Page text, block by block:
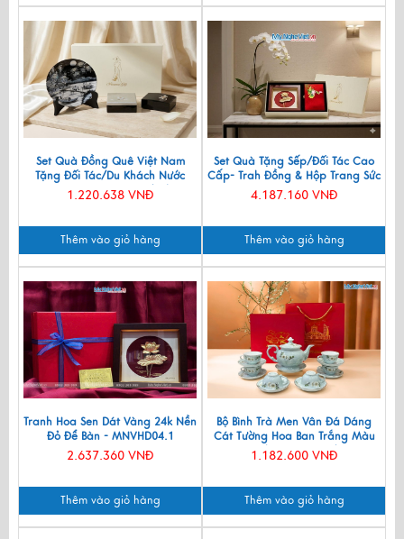
Set Quà Đồng Quê Việt Nam
Tặng Đối Tác/Du Khách Nước
Ngoài - Đĩa Sơn Mài/ Hộp
1.220.638 VNĐ
Thêm vào giỏ hàng
Set Quà Tặng Sếp/Đối Tác Cao
Cấp- Trah Đồng & Hộp Trang Sức
Sơn Mài CBQT004
4.187.160 VNĐ
Thêm vào giỏ hàng
Tranh Hoa Sen Dát Vàng 24k Nền
Đỏ Để Bàn - MNVHD04.1
2.637.360 VNĐ
Thêm vào giỏ hàng
Bộ Bình Trà Men Vân Đá Dáng
Cát Tường Hoa Ban Trắng Màu
Xanh Lam VBT12/8
1.182.600 VNĐ
Thêm vào giỏ hàng